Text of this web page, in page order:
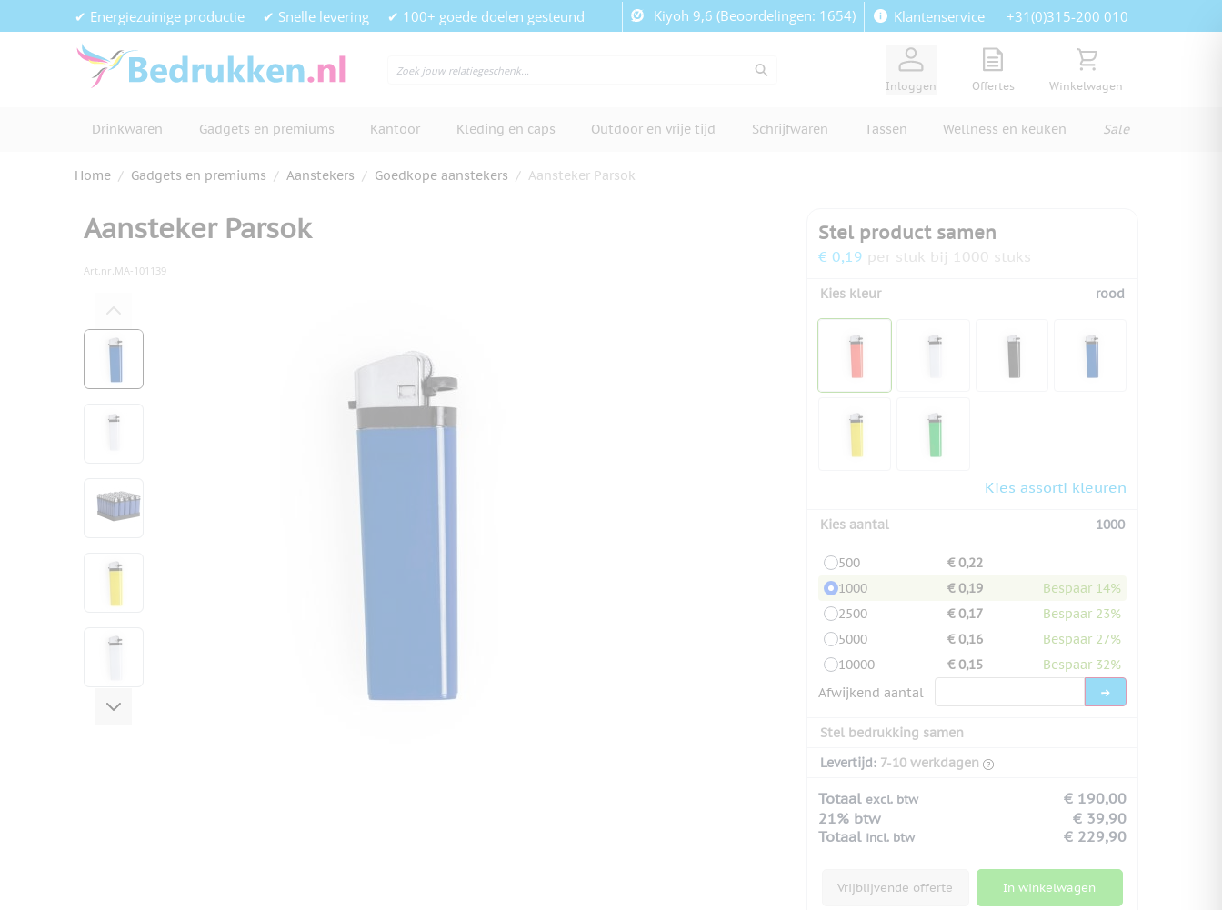
Ga naar de inhoud✔ Energiezuinige productie ✔ Snelle levering ✔ 100+ goede doelen gesteund Kiyoh 9,6 (Beoordelingen: 1654) Klantenservice +31(0)315-200 010
Inloggen
View quote, Quote is empty
Offertes
Bekijk winkelwagen,
Winkelwagen
Drinkwaren Gadgets en premiums Kantoor Kleding en caps Outdoor en vrije tijd Schrijfwaren Tassen Wellness en keuken Sale
Home / Gadgets en premiums / Aanstekers / Goedkope aanstekers / Aansteker Parsok
Aansteker Parsok
Art.nr.MA-101139
View larger image
View larger image
View larger image
View larger image
View larger image
View larger image
Stel product samen
€ 0,19 per stuk bij 1000 stuks
Kies kleur rood
Kies assorti kleuren
Kies aantal 1000
500
€ 0,22
1000
€ 0,19
Bespaar 14%
2500
€ 0,17
Bespaar 23%
5000
€ 0,16
Bespaar 27%
10000
€ 0,15
Bespaar 32%
Afwijkend aantal
Stel bedrukking samen
Levertijd: 7-10 werkdagen
Totaal excl. btw
€ 190,00
21% btw
€ 39,90
Totaal incl. btw € 229,90
Vrijblijvende offerte In winkelwagen